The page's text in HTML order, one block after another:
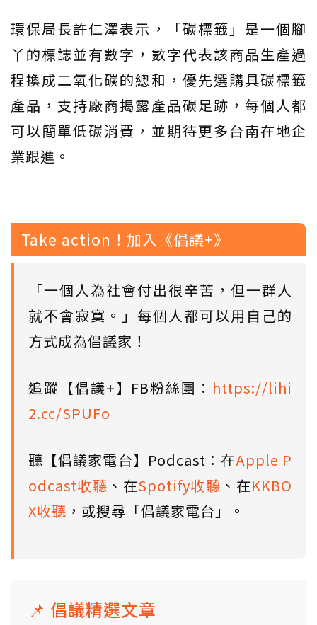
環保局長許仁澤表示，「碳標籤」是一個腳
丫的標誌並有數字，數字代表該商品生產過
程換成二氧化碳的總和，優先選購具碳標籤
產品，支持廠商揭露產品碳足跡，每個人都
可以簡單低碳消費，並期待更多台南在地企
業跟進。
Take action！加入《倡議+》
「一個人為社會付出很辛苦，但一群人
就不會寂寞。」每個人都可以用自己的
方式成為倡議家！
追蹤【倡議+】FB粉絲團： https://lihi
2.cc/SPUFo
聽【倡議家電台】Podcast：在Apple P
odcast收聽 、在Spotify收聽 、在KKBO
X收聽 ，或搜尋「倡議家電台」。
📌 倡議精選文章